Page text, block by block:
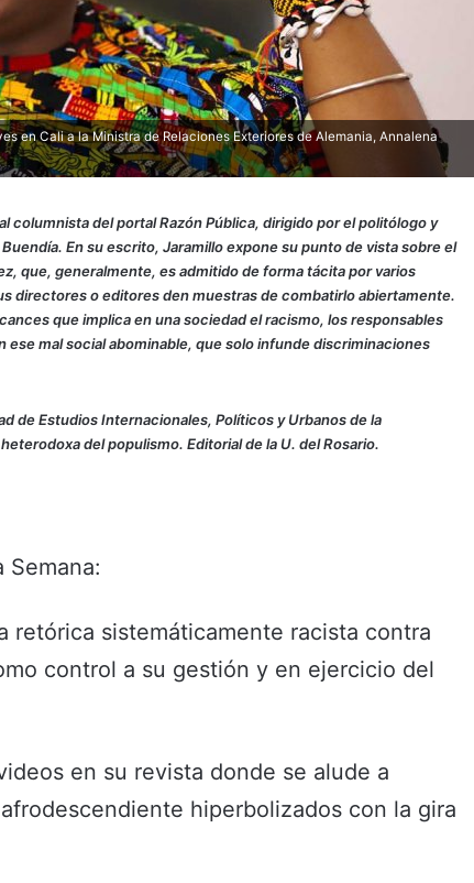
en Cali a la Ministra de Relaciones Exteriores de Alemania, Annalena
columnista del portal Razón Pública, dirigido por el politólogo y
En su escrito, Jaramillo expone su punto de vista sobre el
que, generalmente, es admitido de forma tácita por varios
directores o editores den muestras de combatirlo abiertamente.
que implica en una sociedad el racismo, los responsables
mal social abominable, que solo infunde discriminaciones
de Estudios Internacionales, Políticos y Urbanos de la
del populismo. Editorial de la U. del Rosario.
Semana:
retórica sistemáticamente racista contra
control a su gestión y en ejercicio del
en su revista donde se alude a
hiperbolizados con la gira